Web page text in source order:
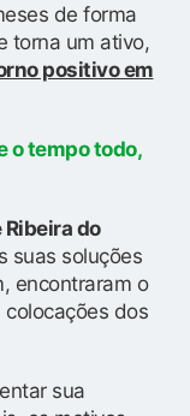
de forma
torna um ativo,
positivo em
o tempo todo,
Ribeira do
suas soluções
encontraram o
dos
sua